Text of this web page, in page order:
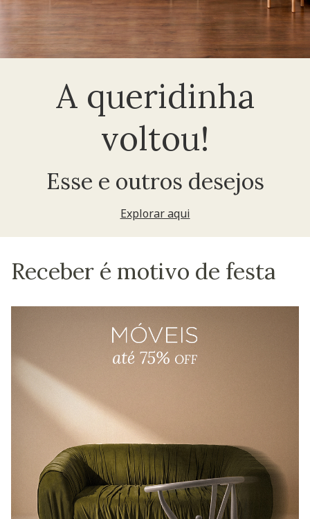
A queridinha
voltou!
Esse e outros desejos
Explorar aqui
Receber é motivo de festa